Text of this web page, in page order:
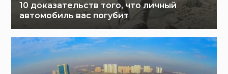
10 доказательств того, что личный
автомобиль вас погубит